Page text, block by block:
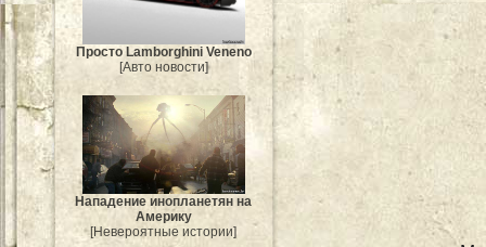
Просто Lamborghini Veneno
[Авто новости]
Нападение инопланетян на
Америку
[Невероятные истории]